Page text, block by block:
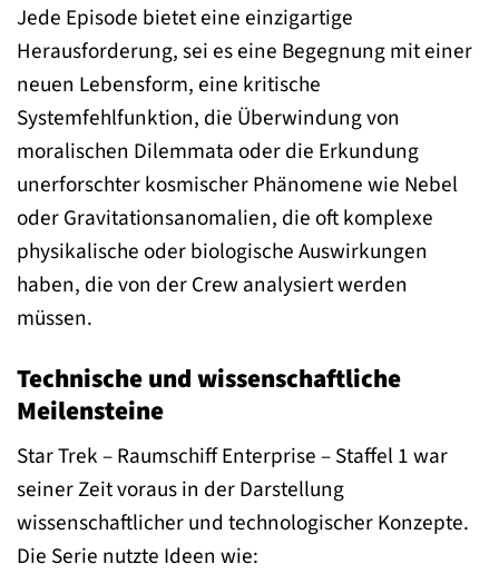
Jede Episode bietet eine einzigartige
Herausforderung, sei es eine Begegnung mit einer
neuen Lebensform, eine kritische
Systemfehlfunktion, die Überwindung von
moralischen Dilemmata oder die Erkundung
unerforschter kosmischer Phänomene wie Nebel
oder Gravitationsanomalien, die oft komplexe
physikalische oder biologische Auswirkungen
haben, die von der Crew analysiert werden
müssen.
Technische und wissenschaftliche
Meilensteine
Star Trek – Raumschiff Enterprise – Staffel 1 war
seiner Zeit voraus in der Darstellung
wissenschaftlicher und technologischer Konzepte.
Die Serie nutzte Ideen wie: